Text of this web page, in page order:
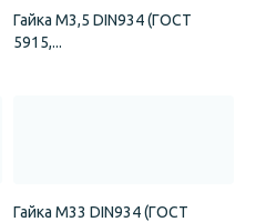
Гайка М3,5 DIN934 (ГОСТ
5915,...
Гайка М33 DIN934 (ГОСТ